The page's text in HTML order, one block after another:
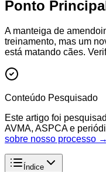
Ponto
A manteiga de
treinamento, mas um
está matando cães.
Conteúdo Pesquisado
Este artigo foi
AVMA, ASPCA e
sobre nosso processo →
Índice